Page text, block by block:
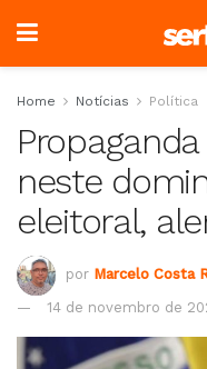
Home Notícias Política
neste
eleitoral,
por Marcelo Costa
14 de novembro de